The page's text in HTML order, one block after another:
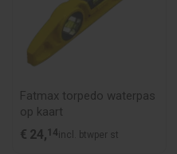
Fatmax torpedo waterpas
op kaart
€ 24,14 incl. btwper st